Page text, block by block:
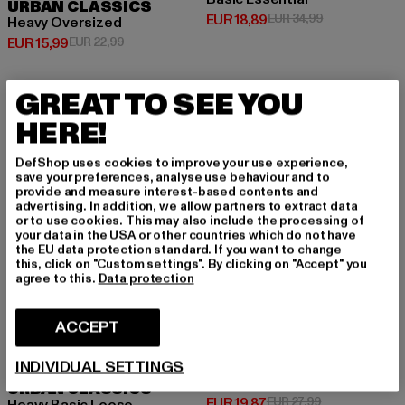
URBAN CLASSICS
Heavy Oversized
EUR 15,99
Huidige prijs: EUR 15,99
EUR 22,99Actieprijs: EUR 22,99
EUR 18,89
Huidige prijs: EUR 18,89
EUR 34,99Actieprijs:
-32%
URBAN CLASSICS
-29%
EUR 27,99Actieprijs: EUR
GREAT TO SEE YOU
HERE!
DefShop uses cookies to improve your use experience,
save your preferences, analyse use behaviour and to
provide and measure interest-based contents and
advertising. In addition, we allow partners to extract data
or to use cookies. This may also include the processing of
your data in the USA or other countries which do not have
the EU data protection standard. If you want to change
this, click on "Custom settings". By clicking on "Accept" you
agree to this. Data protection
ACCEPT
INDIVIDUAL SETTINGS